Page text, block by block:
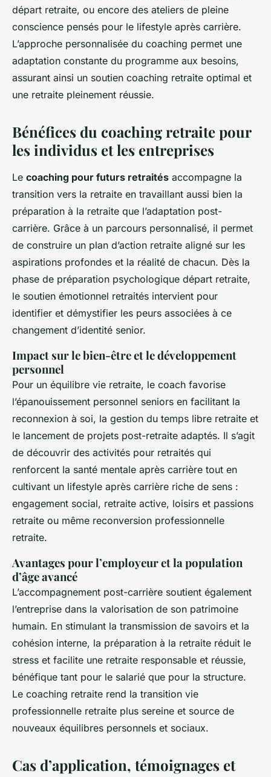
départ retraite, ou encore des ateliers de pleine
conscience pensés pour le lifestyle après carrière.
L’approche personnalisée du coaching permet une
adaptation constante du programme aux besoins,
assurant ainsi un soutien coaching retraite optimal et
une retraite pleinement réussie.
Bénéfices du coaching retraite pour
les individus et les entreprises
Le coaching pour futurs retraités accompagne la
transition vers la retraite en travaillant aussi bien la
préparation à la retraite que l’adaptation post-
carrière. Grâce à un parcours personnalisé, il permet
de construire un plan d’action retraite aligné sur les
aspirations profondes et la réalité de chacun. Dès la
phase de préparation psychologique départ retraite,
le soutien émotionnel retraités intervient pour
identifier et démystifier les peurs associées à ce
changement d’identité senior.
Impact sur le bien-être et le développement
personnel
Pour un équilibre vie retraite, le coach favorise
l’épanouissement personnel seniors en facilitant la
reconnexion à soi, la gestion du temps libre retraite et
le lancement de projets post-retraite adaptés. Il s’agit
de découvrir des activités pour retraités qui
renforcent la santé mentale après carrière tout en
cultivant un lifestyle après carrière riche de sens :
engagement social, retraite active, loisirs et passions
retraite ou même reconversion professionnelle
retraite.
Avantages pour l’employeur et la population
d’âge avancé
L’accompagnement post-carrière soutient également
l’entreprise dans la valorisation de son patrimoine
humain. En stimulant la transmission de savoirs et la
cohésion interne, la préparation à la retraite réduit le
stress et facilite une retraite responsable et réussie,
bénéfique tant pour le salarié que pour la structure.
Le coaching retraite rend la transition vie
professionnelle retraite plus sereine et source de
nouveaux équilibres personnels et sociaux.
Cas d’application, témoignages et